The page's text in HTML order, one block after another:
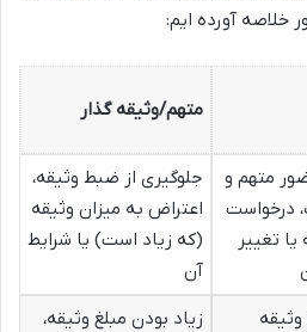
خلاصه آورده ایم:
متهم/وثیقه گذار
متهم و
درخواست
تغییر
جلوگیری از ضبط وثیقه،
اعتراض به میزان وثیقه
(که زیاد است) یا شرایط
آن
زیاد بودن مبلغ وثیقه،